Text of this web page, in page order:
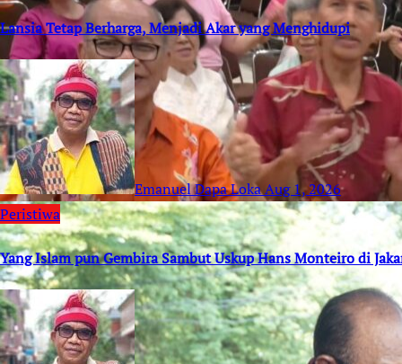
Lansia Tetap Berharga, Menjadi Akar yang Menghidupi
Emanuel Dapa LokaAug 1, 2026
Peristiwa
Yang Islam pun Gembira Sambut Uskup Hans Monteiro di